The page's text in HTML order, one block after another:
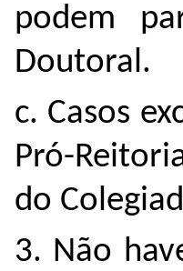
podem
Doutoral.
c. Casos
Pró-
do
3. Não